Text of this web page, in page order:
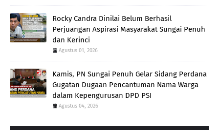
Rocky Candra Dinilai Belum Berhasil
Perjuangan Aspirasi Masyarakat Sungai Penuh
dan Kerinci
Agustus 01, 2026
Kamis, PN Sungai Penuh Gelar Sidang Perdana
Gugatan Dugaan Pencantuman Nama Warga
dalam Kepengurusan DPD PSI
Agustus 04, 2026